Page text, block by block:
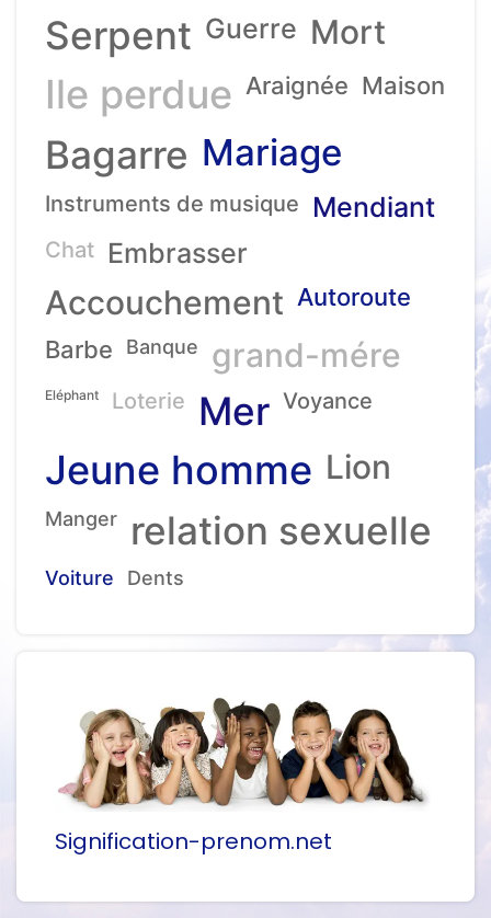
Serpent Guerre Mort
Ile perdue Araignée Maison
Bagarre Mariage
Instruments de musique Mendiant
Chat Embrasser
Accouchement Autoroute
Barbe
Banque grand-mére
Eléphant Loterie Mer Voyance
Jeune homme Lion
Manger relation sexuelle
Voiture Dents
Signification-prenom.net